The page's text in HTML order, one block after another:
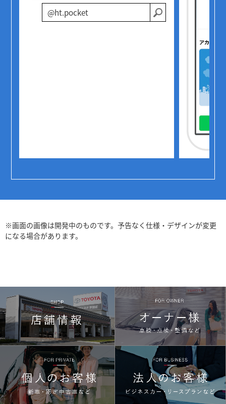
@ht.pocket
※画面の画像は開発中のものです。予告なく仕様・デザインが変更
になる場合があります。